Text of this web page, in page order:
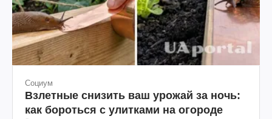
Социум
Взлетные снизить ваш урожай за ночь:
как бороться с улитками на огороде